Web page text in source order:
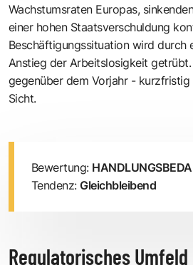
Wachstumsraten Europas,
einer hohen Staatsverschuldung
Beschäftigungssituation wird durch
Anstieg der Arbeitslosigkeit
gegenüber dem Vorjahr - kurzfristig
Sicht.
Bewertung:
Tendenz:Gleichbleibend
Regulatorisches Umfeld